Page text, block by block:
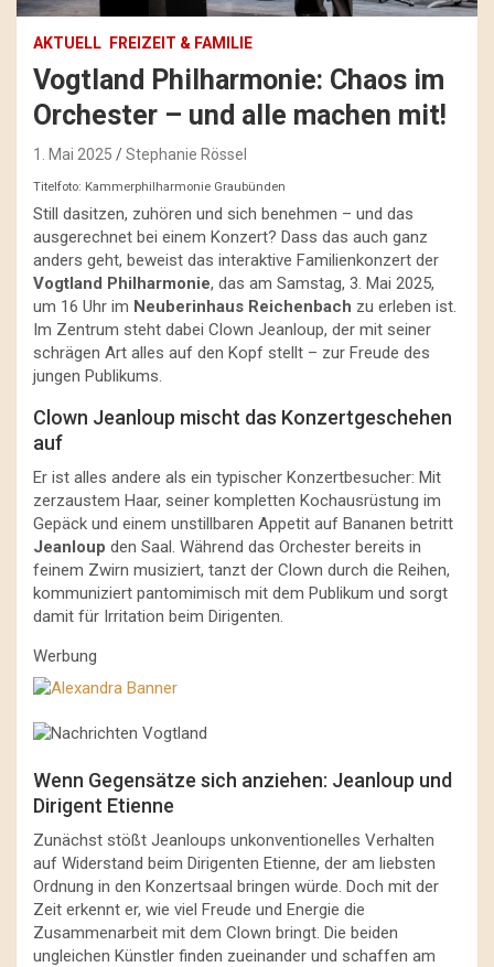
AKTUELL FREIZEIT & FAMILIE
Vogtland Philharmonie: Chaos im
Orchester – und alle machen mit!
1. Mai 2025 Stephanie Rössel
Titelfoto: Kammerphilharmonie Graubünden
Still dasitzen, zuhören und sich benehmen – und das
ausgerechnet bei einem Konzert? Dass das auch ganz
anders geht, beweist das interaktive Familienkonzert der
Vogtland Philharmonie, das am Samstag, 3. Mai 2025,
um 16 Uhr im Neuberinhaus Reichenbach zu erleben ist.
Im Zentrum steht dabei Clown Jeanloup, der mit seiner
schrägen Art alles auf den Kopf stellt – zur Freude des
jungen Publikums.
Clown Jeanloup mischt das Konzertgeschehen
auf
Er ist alles andere als ein typischer Konzertbesucher: Mit
zerzaustem Haar, seiner kompletten Kochausrüstung im
Gepäck und einem unstillbaren Appetit auf Bananen betritt
Jeanloup den Saal. Während das Orchester bereits in
feinem Zwirn musiziert, tanzt der Clown durch die Reihen,
kommuniziert pantomimisch mit dem Publikum und sorgt
damit für Irritation beim Dirigenten.
Werbung
Wenn Gegensätze sich anziehen: Jeanloup und
Dirigent Etienne
Zunächst stößt Jeanloups unkonventionelles Verhalten
auf Widerstand beim Dirigenten Etienne, der am liebsten
Ordnung in den Konzertsaal bringen würde. Doch mit der
Zeit erkennt er, wie viel Freude und Energie die
Zusammenarbeit mit dem Clown bringt. Die beiden
ungleichen Künstler finden zueinander und schaffen am